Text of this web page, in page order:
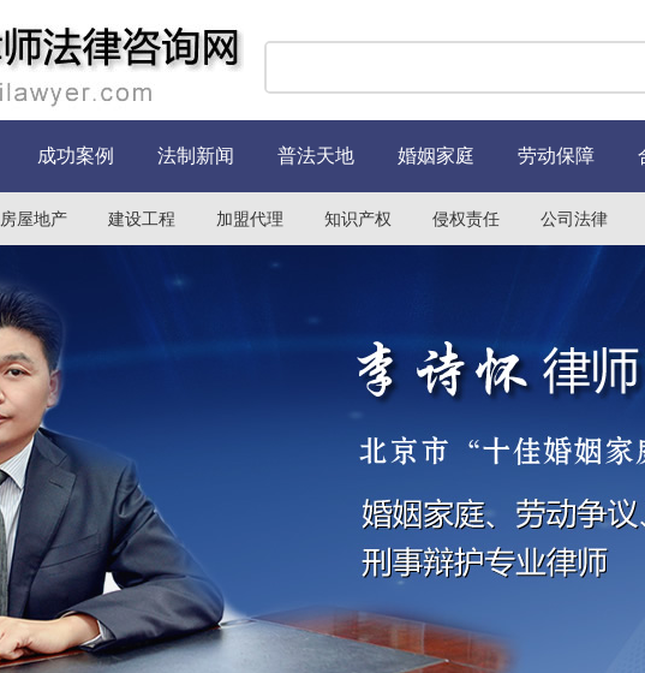
成功案例 法制新闻 普法天地 婚姻家庭 劳动保障
房屋地产 建设工程 加盟代理 知识产权 侵权责任 公司法律